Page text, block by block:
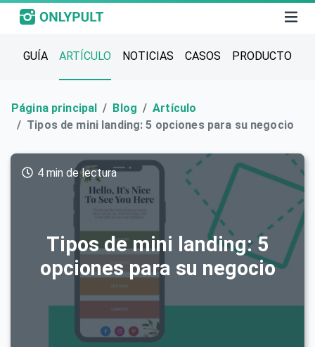
GUÍA ARTÍCULO NOTICIAS CASOS PRODUCTO
Página principal Blog
Artículo
Tipos de mini landing: 5 opciones para su negocio
Tipos de mini landing: 5
opciones para su negocio
4 min de lectura